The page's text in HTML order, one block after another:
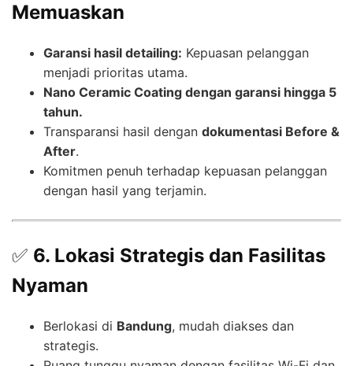
Memuaskan
Garansi hasil detailing: Kepuasan pelanggan
menjadi prioritas utama.
Nano Ceramic Coating dengan garansi hingga 5
tahun.
Transparansi hasil dengan dokumentasi Before &
After.
Komitmen penuh terhadap kepuasan pelanggan
dengan hasil yang terjamin.
✅ 6. Lokasi Strategis dan Fasilitas
Nyaman
Berlokasi di Bandung, mudah diakses dan
strategis.